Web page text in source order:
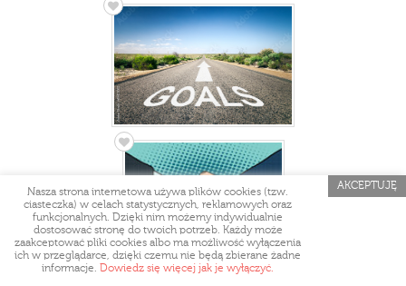
Nasza strona internetowa używa plików cookies (tzw.
ciasteczka) w celach statystycznych, reklamowych oraz
funkcjonalnych. Dzięki nim możemy indywidualnie
dostosować stronę do twoich potrzeb. Każdy może
zaakceptować pliki cookies albo ma możliwość wyłączenia
ich w przeglądarce, dzięki czemu nie będą zbierane żadne
informacje. Dowiedz się więcej jak je wyłączyć.
AKCEPTUJĘ